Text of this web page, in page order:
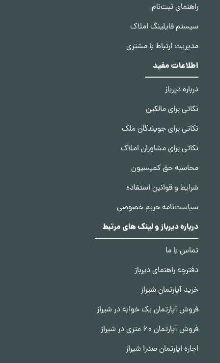
راهنمای ثبت‌نام
سیستم فایلینگ املاک
مدیریت ارتباط با مشتری
اطلاعات مفید
درباره دیرباز
نکاتی برای مالکین
نکاتی برای جویندگان ملک
نکاتی برای مشاوران املاک
محاسبه حق کمیسیون
شرایط و قوانین استفاده
سیاست‌نامه حریم خصوصی
درباره دیرباز و لینک های مرتبط
تماس با ما
دفترچه راهنمای دیرباز
خرید آپارتمان شیراز
فروش آپارتمان یک خوابه در شیراز
فروش آپارتمان 60 متری در شیراز
اجاره اپارتمان صدرا شیراز